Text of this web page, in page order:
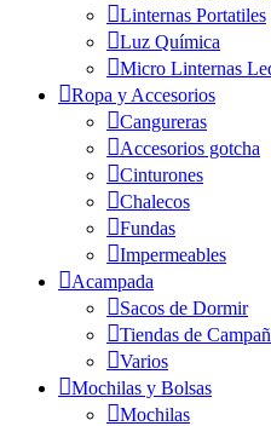
Linternas Portatiles
Luz Química
Micro Linternas
Ropa y Accesorios
Cangureras
Accesorios gotcha
Cinturones
Chalecos
Fundas
Impermeables
Acampada
Sacos de Dormir
Tiendas de
Varios
Mochilas y Bolsas
Mochilas